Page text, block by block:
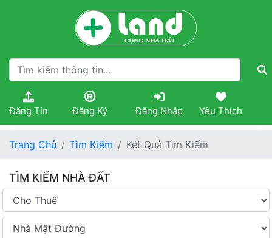
Đăng Tin Đăng Ký Đăng Nhập Yêu Thích
Trang Chủ Tìm Kiếm Kết Quả Tìm Kiếm
TÌM KIẾM NHÀ ĐẤT